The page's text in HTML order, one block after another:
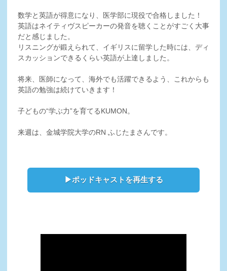
数学と英語が得意になり、医学部に現役で合格しました！
英語はネイティヴスピーカーの発音を聴くことがすごく大事
だと感じました。
リスニングが鍛えられて、イギリスに留学した時には、ディ
スカッションできるくらい英語が上達しました。
将来、医師になって、海外でも活躍できるよう、これからも
英語の勉強は続けていきます！
子どもの“学ぶ力”を育てるKUMON。
来週は、金城学院大学のRN ふじたまさんです。
▶ポッドキャストを再生する